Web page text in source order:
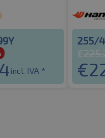
incl. IVA *
255/
€
€